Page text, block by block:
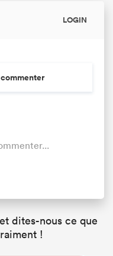
LOGIN
dites-nous ce que
!